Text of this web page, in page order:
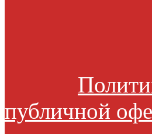
публичной